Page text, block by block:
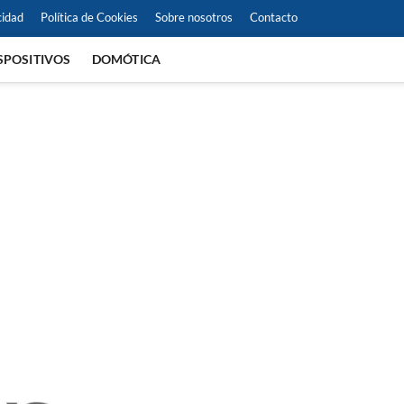
Política de Cookies Sobre nosotros Contacto
DOMÓTICA